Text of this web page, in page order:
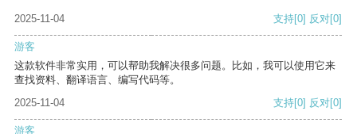
2025-11-04 支持[0] 反对[0]
游客
这款软件非常实用，可以帮助我解决很多问题。比如，我可以使用它来
查找资料、翻译语言、编写代码等。
2025-11-04
支持[0] 反对[0]
游客